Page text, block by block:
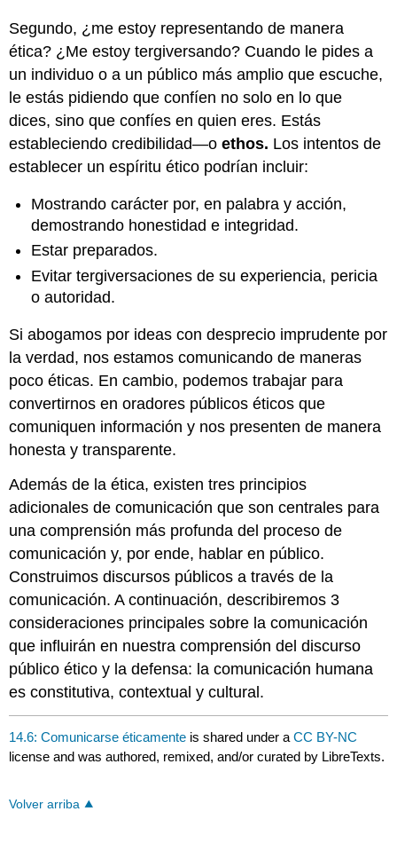
Segundo, ¿me estoy representando de manera
ética? ¿Me estoy tergiversando? Cuando le pides a
un individuo o a un público más amplio que escuche,
le estás pidiendo que confíen no solo en lo que
dices, sino que confíes en quien eres. Estás
estableciendo credibilidad—oethos. Los intentos de
establecer un espíritu ético podrían incluir:
Mostrando carácter por, en palabra y acción,
demostrando honestidad e integridad.
Estar preparados.
Evitar tergiversaciones de su experiencia, pericia
o autoridad.
Si abogamos por ideas con desprecio imprudente por
la verdad, nos estamos comunicando de maneras
poco éticas. En cambio, podemos trabajar para
convertirnos en oradores públicos éticos que
comuniquen información y nos presenten de manera
honesta y transparente.
Además de la ética, existen tres principios
adicionales de comunicación que son centrales para
una comprensión más profunda del proceso de
comunicación y, por ende, hablar en público.
Construimos discursos públicos a través de la
comunicación. A continuación, describiremos 3
consideraciones principales sobre la comunicación
que influirán en nuestra comprensión del discurso
público ético y la defensa: la comunicación humana
es constitutiva, contextual y cultural.
14.6: Comunicarse éticamente is shared under aCC BY-NC
license and was authored, remixed, and/or curated by LibreTexts.
Volver arriba